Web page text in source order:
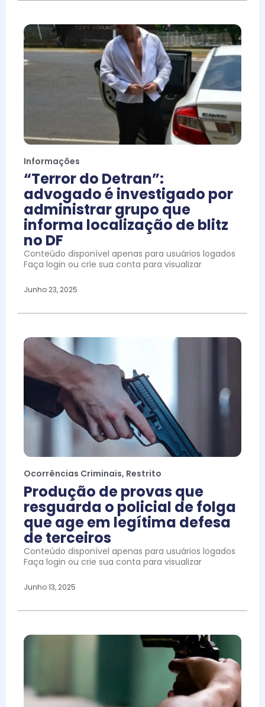
Informações
“Terror do Detran”:
advogado é investigado por
administrar grupo que
informa localização de blitz
no DF
Conteúdo disponível apenas para usuários logados
Faça login ou crie sua conta para visualizar
Junho 23, 2025
Ocorrências Criminais, Restrito
Produção de provas que
resguarda o policial de folga
que age em legítima defesa
de terceiros
Conteúdo disponível apenas para usuários logados
Faça login ou crie sua conta para visualizar
Junho 13, 2025